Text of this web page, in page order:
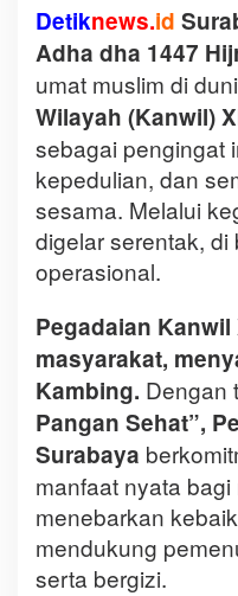
Detiknews.id
Adha dha 1447
umat muslim di
Wilayah (Kanwil)
sebagai pengingat
kepedulian, dan
sesama. Melalui
digelar serentak,
operasional.
Pegadaian
masyarakat,
Kambing. Dengan
Pangan Sehat”,
Surabaya
manfaat nyata
menebarkan
mendukung
serta bergizi.